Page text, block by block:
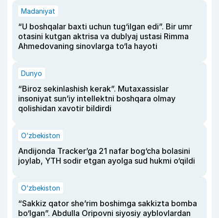
Madaniyat
“U boshqalar baxti uchun tug‘ilgan edi”. Bir umr
otasini kutgan aktrisa va dublyaj ustasi Rimma
Ahmedovaning sinovlarga to‘la hayoti
Dunyo
“Biroz sekinlashish kerak”. Mutaxassislar
insoniyat sun’iy intellektni boshqara olmay
qolishidan xavotir bildirdi
O‘zbekiston
Andijonda Tracker’ga 21 nafar bog‘cha bolasini
joylab, YTH sodir etgan ayolga sud hukmi o‘qildi
O‘zbekiston
“Sakkiz qator she’rim boshimga sakkizta bomba
bo‘lgan”. Abdulla Oripovni siyosiy ayblovlardan